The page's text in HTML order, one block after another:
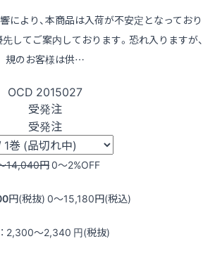
より、本商品は入荷が不安定となってお
してご案内しております。恐れ入りますが
規のお客様は供…
OCD 2015027
受発注
受発注
14,040円0〜2%OFF
円(税抜) 0〜15,180円(税込)
2,300〜2,340 円(税抜)